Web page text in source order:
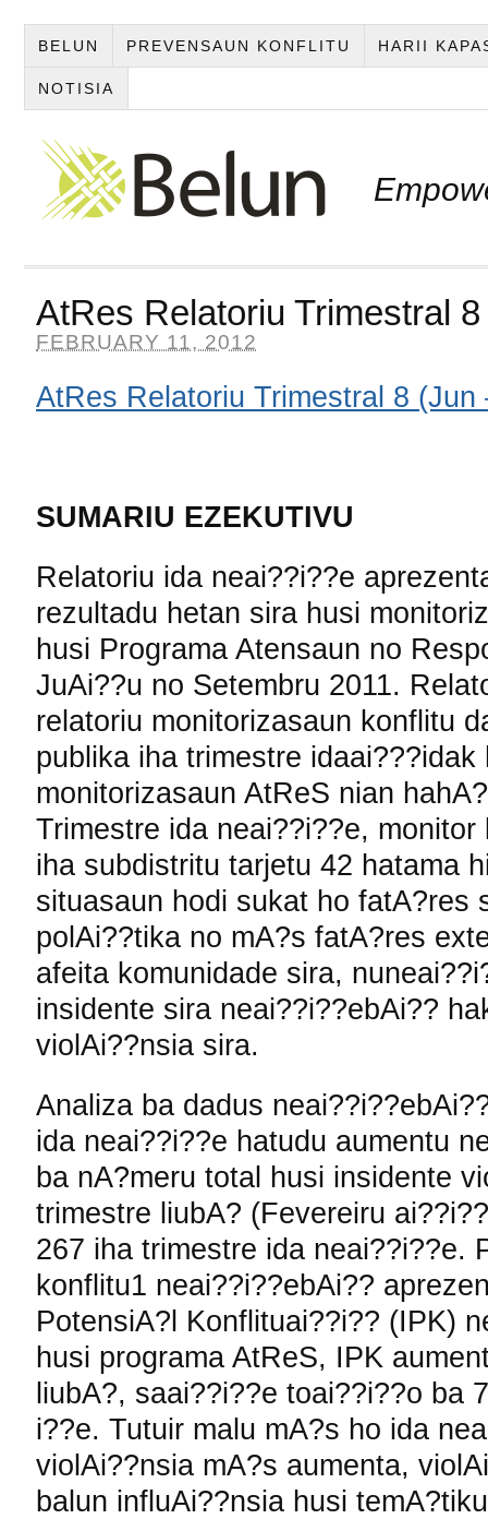
BELUN PREVENSAUN KONFLITU HARII
NOTISIA
AtRes Relatoriu Trimestral
FEBRUARY 11, 2012
AtRes Relatoriu Trimestral 8 (Jun
SUMARIU EZEKUTIVU
Relatoriu ida neai??i??e
rezultadu hetan sira husi
husi Programa Atensaun no
JuAi??u no Setembru 2011.
relatoriu monitorizasaun konflitu
publika iha trimestre
monitorizasaun AtReS nian
Trimestre ida neai??i??e,
iha subdistritu tarjetu 42 hatama
situasaun hodi sukat ho fatA?res
polAi??tika no mA?s fatA?res
afeita komunidade sira,
insidente sira neai??i??ebAi??
violAi??nsia sira.
Analiza ba dadus
ida neai??i??e hatudu aumentu
ba nA?meru total husi insidente
trimestre liubA? (Fevereiru
267 iha trimestre ida neai??i??e.
konflitu1 neai??i??ebAi??
PotensiA?l Konflituai??i?? (IPK)
husi programa AtReS, IPK
liubA?, saai??i??e toai??i??o ba
i??e. Tutuir malu mA?s ho ida
violAi??nsia mA?s aumenta,
balun influAi??nsia husi